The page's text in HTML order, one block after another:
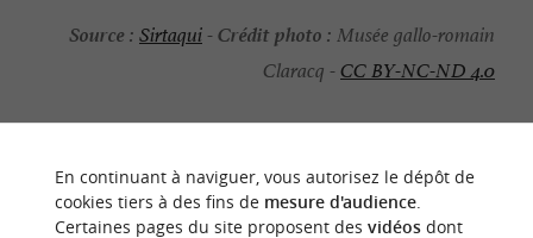
Source : Sirtaqui-Crédit photo : Musée gallo-romain
Claracq -CC BY-NC-ND 4.0
NOUS AVONS TESTÉPOUR VOUS
En continuant à naviguer, vous autorisez le dépôt de
cookies tiers à des fins de mesure d'audience.
Certaines pages du site proposent des vidéosdont